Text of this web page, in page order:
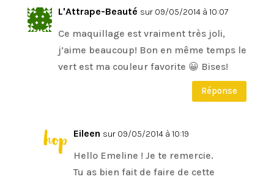
L'Attrape-Beauté sur 09/05/2014 à 10:07
Ce maquillage est vraiment très joli,
j’aime beaucoup! Bon en même temps le
vert est ma couleur favorite 😀 Bises!
Réponse
Eileen sur 09/05/2014 à 10:19
Hello Emeline ! Je te remercie.
Tu as bien fait de faire de cette